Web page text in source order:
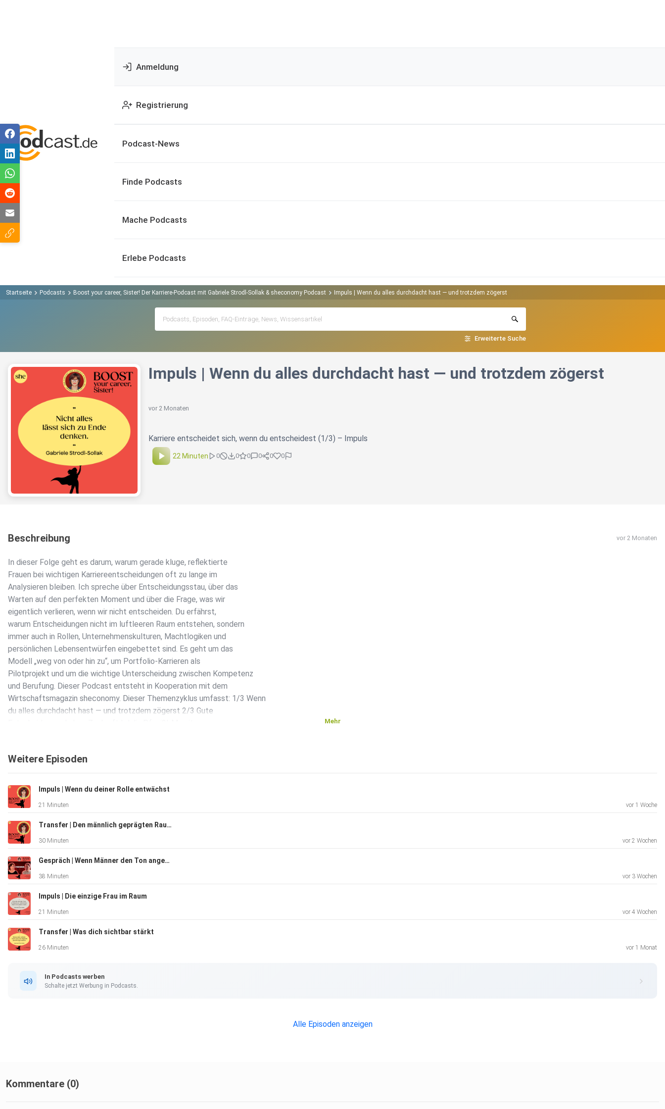
Anmeldung
Registrierung
Podcast-News
Finde Podcasts
Mache Podcasts
Erlebe Podcasts
Startseite Podcasts Boost your career, Sister! Der Karriere-Podcast mit Gabriele Strodl-Sollak & sheconomy Podcast Impuls | Wenn du alles durchdacht hast — und trotzdem zögerst
Erweiterte Suche
Impuls | Wenn du alles durchdacht hast — und trotzdem zögerst
vor 2 Monaten
Karriere entscheidet sich, wenn du entscheidest (1/3) – Impuls
22 Minuten 0 0 0 0 0 0
Beschreibung vor 2 Monaten
In dieser Folge geht es darum, warum gerade kluge, reflektierte
Frauen bei wichtigen Karriereentscheidungen oft zu lange im
Analysieren bleiben. Ich spreche über Entscheidungsstau, über das
Warten auf den perfekten Moment und über die Frage, was wir
eigentlich verlieren, wenn wir nicht entscheiden. Du erfährst,
warum Entscheidungen nicht im luftleeren Raum entstehen, sondern
immer auch in Rollen, Unternehmenskulturen, Machtlogiken und
persönlichen Lebensentwürfen eingebettet sind. Es geht um das
Modell „weg von oder hin zu“, um Portfolio-Karrieren als
Pilotprojekt und um die wichtige Unterscheidung zwischen Kompetenz
und Berufung. Dieser Podcast entsteht in Kooperation mit dem
Wirtschaftsmagazin sheconomy. Dieser Themenzyklus umfasst: 1/3 Wenn
du alles durchdacht hast — und trotzdem zögerst 2/3 Gute
Mehr
Weitere Episoden
Impuls | Wenn du deiner Rolle entwächst
21 Minuten vor 1 Woche
Transfer | Den männlich geprägten Raum gestalten
30 Minuten vor 2 Wochen
Gespräch | Wenn Männer den Ton angeben | Susan Lehmann, Senior Project Managerin Verteidigungsindustrie
38 Minuten vor 3 Wochen
Impuls | Die einzige Frau im Raum
21 Minuten vor 4 Wochen
Transfer | Was dich sichtbar stärkt
26 Minuten vor 1 Monat
In Podcasts werben
Schalte jetzt Werbung in Podcasts.
Alle Episoden anzeigen
Kommentare (0)